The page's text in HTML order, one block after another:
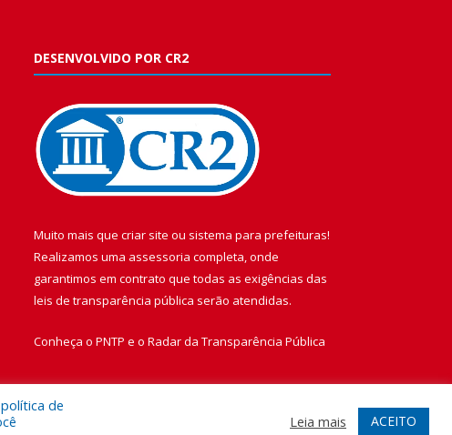
DESENVOLVIDO POR CR2
Muito mais que criar site ou sistema para prefeituras!
Realizamos uma assessoria completa, onde
garantimos em contrato que todas as exigências das
leis de transparência pública serão atendidas.
Conheça o PNTP e o Radar da Transparência Pública
de
Leia mais ACEITO